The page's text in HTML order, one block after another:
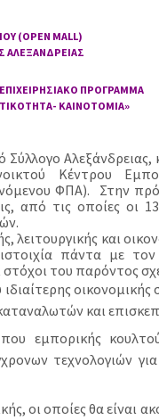
(OPEN MALL)
ΑΛΕΞΑΝΔΡΕΙΑΣ
ΠΡΟΓΡΑΜΜΑ
ΚΑΙΝΟΤΟΜΙΑ»
Κέντρου
ΦΠΑ). Στην
από τις οποίες οι
και
πάντα με
του παρόντος
οικονομικής
και
εμπορικής
τεχνολογιών
οι οποίες θα είναι